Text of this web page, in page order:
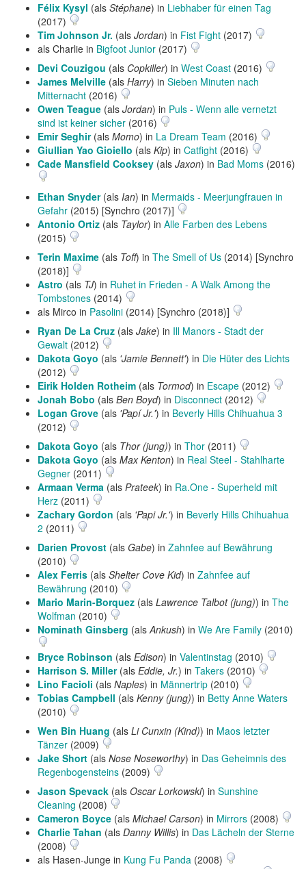
Félix Kysyl (als Stéphane) in Liebhaber für einen Tag
(2017)
Tim Johnson Jr. (als Jordan) in Fist Fight (2017)
als Charlie in Bigfoot Junior (2017)
Devi Couzigou (als Copkiller) in West Coast (2016)
James Melville (als Harry) in Sieben Minuten nach
Mitternacht (2016)
Owen Teague (als Jordan) in Puls - Wenn alle vernetzt
sind ist keiner sicher (2016)
Emir Seghir(als Momo) in La Dream Team (2016)
Giullian Yao Gioiello (als Kip) in Catfight (2016)
Cade Mansfield Cooksey (als Jaxon) in Bad Moms (2016)
Ethan Snyder(als Ian) in Mermaids - Meerjungfrauen in
Gefahr (2015) [Synchro (2017)]
Antonio Ortiz (als Taylor) in Alle Farben des Lebens
(2015)
Terin Maxime (als Toff) in The Smell of Us (2014) [Synchro
(2018)]
Astro (als TJ) in Ruhet in Frieden - A Walk Among the
Tombstones (2014)
als Mirco in Pasolini (2014) [Synchro (2018)]
Ryan De La Cruz (als Jake) in Ill Manors - Stadt der
Gewalt (2012)
Dakota Goyo (als 'Jamie Bennett') in Die Hüter des Lichts
(2012)
Eirik Holden Rotheim (als Tormod) in Escape (2012)
Jonah Bobo (als Ben Boyd) in Disconnect (2012)
Logan Grove (als 'Papí Jr.') in Beverly Hills Chihuahua 3
(2012)
Dakota Goyo (als Thor (jung)) in Thor (2011)
Dakota Goyo (als Max Kenton) in Real Steel - Stahlharte
Gegner (2011)
Armaan Verma (als Prateek) in Ra.One - Superheld mit
Herz (2011)
Zachary Gordon (als 'Papi Jr.') in Beverly Hills Chihuahua
2 (2011)
Darien Provost (als Gabe) in Zahnfee auf Bewährung
(2010)
Alex Ferris (als Shelter Cove Kid) in Zahnfee auf
Bewährung (2010)
Mario Marin-Borquez (als Lawrence Talbot (jung)) in The
Wolfman (2010)
Nominath Ginsberg (alsAnkush) in We Are Family (2010)
Bryce Robinson (als Edison) in Valentinstag (2010)
Harrison S. Miller(als Eddie, Jr.) in Takers (2010)
Lino Facioli (als Naples) in Männertrip (2010)
Tobias Campbell (als Kenny (jung)) in Betty Anne Waters
(2010)
Wen Bin Huang (als Li Cunxin (Kind)) in Maos letzter
Tänzer (2009)
Jake Short (als Nose Noseworthy) in Das Geheimnis des
Regenbogensteins (2009)
Jason Spevack (als Oscar Lorkowski) in Sunshine
Cleaning (2008)
Cameron Boyce (als Michael Carson) in Mirrors (2008)
Charlie Tahan (als Danny Willis) in Das Lächeln der Sterne
(2008)
als Hasen-Junge in Kung Fu Panda (2008)